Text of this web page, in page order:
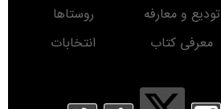
تودیع و معارفه
روستاها
معرفی کتاب
انتخابات